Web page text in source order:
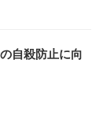
自殺防止に向